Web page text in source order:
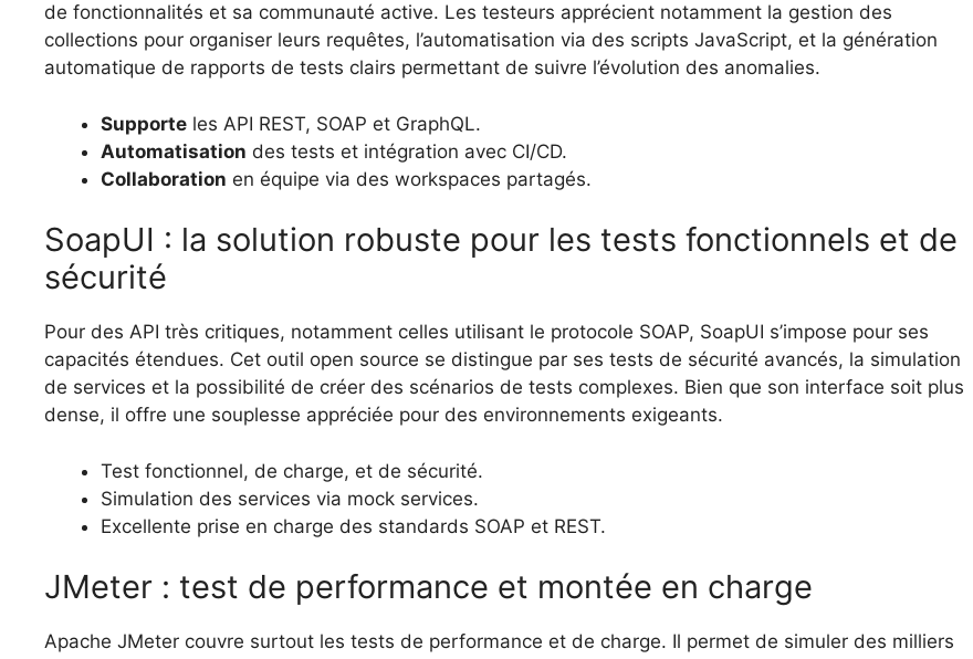
de fonctionnalités et sa communauté active. Les testeurs apprécient notamment la gestion des
collections pour organiser leurs requêtes, l’automatisation via des scripts JavaScript, et la génération
automatique de rapports de tests clairs permettant de suivre l’évolution des anomalies.
Supporte les API REST, SOAP et GraphQL.
Automatisation des tests et intégration avec CI/CD.
Collaboration en équipe via des workspaces partagés.
SoapUI : la solution robuste pour les tests fonctionnels et de
sécurité
Pour des API très critiques, notamment celles utilisant le protocole SOAP, SoapUI s’impose pour ses
capacités étendues. Cet outil open source se distingue par ses tests de sécurité avancés, la simulation
de services et la possibilité de créer des scénarios de tests complexes. Bien que son interface soit plus
dense, il offre une souplesse appréciée pour des environnements exigeants.
Test fonctionnel, de charge, et de sécurité.
Simulation des services via mock services.
Excellente prise en charge des standards SOAP et REST.
JMeter : test de performance et montée en charge
Apache JMeter couvre surtout les tests de performance et de charge. Il permet de simuler des milliers